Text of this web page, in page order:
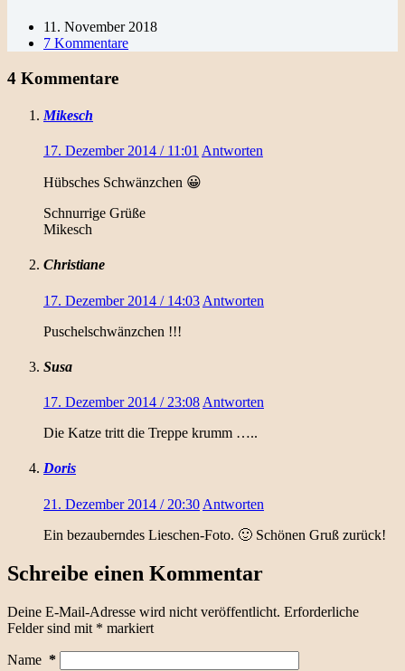
11. November 2018
7 Kommentare
4 Kommentare
Mikesch
17. Dezember 2014 / 11:01 Antworten
Hübsches Schwänzchen 😀
Schnurrige Grüße
Mikesch
Christiane
17. Dezember 2014 / 14:03 Antworten
Puschelschwänzchen !!!
Susa
17. Dezember 2014 / 23:08 Antworten
Die Katze tritt die Treppe krumm …..
Doris
21. Dezember 2014 / 20:30 Antworten
Ein bezauberndes Lieschen-Foto. 🙂 Schönen Gruß zurück!
Schreibe einen Kommentar
Deine E-Mail-Adresse wird nicht veröffentlicht. Erforderliche
Felder sind mit * markiert
Name *